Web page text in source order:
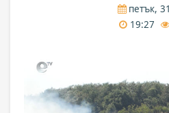
петък,
19:27